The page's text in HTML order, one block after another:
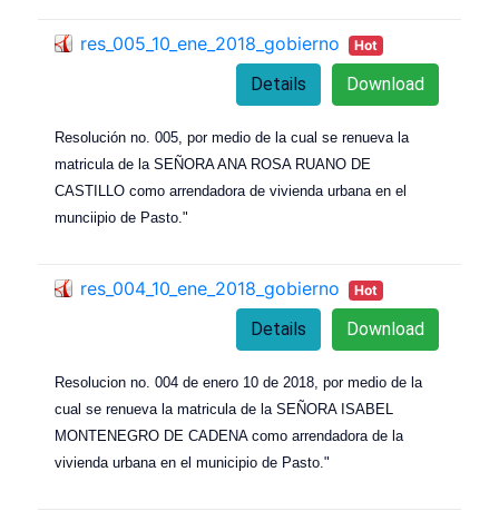
res_005_10_ene_2018_gobierno Hot
Download
Details
Resolución no. 005, por medio de la cual se renueva la
matricula de la SEÑORA ANA ROSA RUANO DE
CASTILLO como arrendadora de vivienda urbana en el
munciipio de Pasto."
res_004_10_ene_2018_gobierno Hot
Download
Details
Resolucion no. 004 de enero 10 de 2018, por medio de la
cual se renueva la matricula de la SEÑORA ISABEL
MONTENEGRO DE CADENA como arrendadora de la
vivienda urbana en el municipio de Pasto."